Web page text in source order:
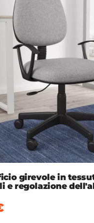
girevole in
e regolazione